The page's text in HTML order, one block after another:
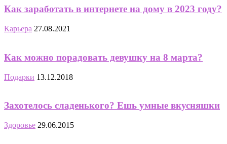
Как заработать в интернете на дому в 2023 году?
Карьера 27.08.2021
Как можно порадовать девушку на 8 марта?
Подарки 13.12.2018
Захотелось сладенького? Ешь умные вкусняшки
Здоровье 29.06.2015